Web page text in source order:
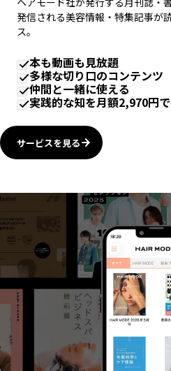
発信される美容情報・特集記事が
ス。
本も動画も見放題
多様な切り口のコンテンツ
仲間と一緒に使える
実践的な知を月額2,970円
サービスを見る